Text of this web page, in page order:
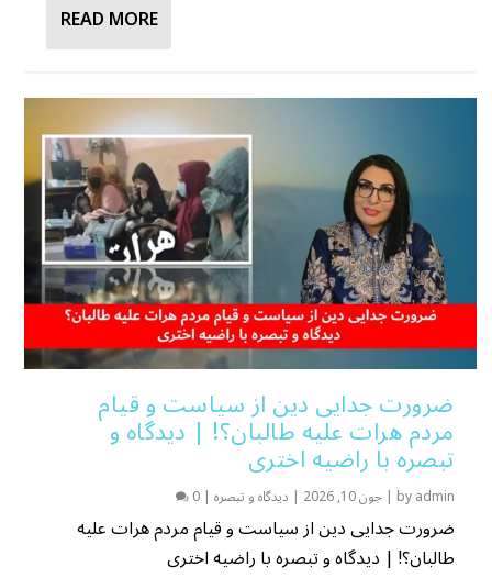
READ MORE
ضرورت جدایی دین از سیاست و قیام
مردم هرات علیه طالبان؟! | دیدگاه و
تبصره با راضیه اختری
byadmin
|جون 10, 2026 | دیدگاه و تبصره |
0
ضرورت جدایی دین از سیاست و قیام مردم هرات علیه
طالبان؟! | دیدگاه و تبصره با راضیه اختری